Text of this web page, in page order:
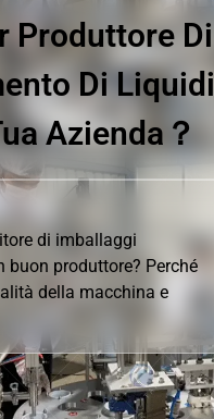
Produttore Di
Di Liquidi
Azienda？
di imballaggi
buon produttore? Perché
della macchina e